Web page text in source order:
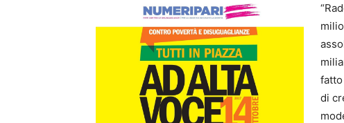
fatto
di